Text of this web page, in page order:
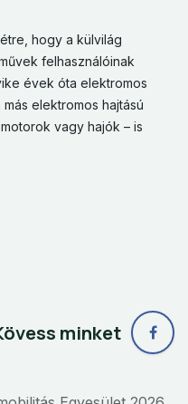
hogy a külvilág
felhasználóinak
évek óta elektromos
elektromos hajtású
vagy hajók – is
minket